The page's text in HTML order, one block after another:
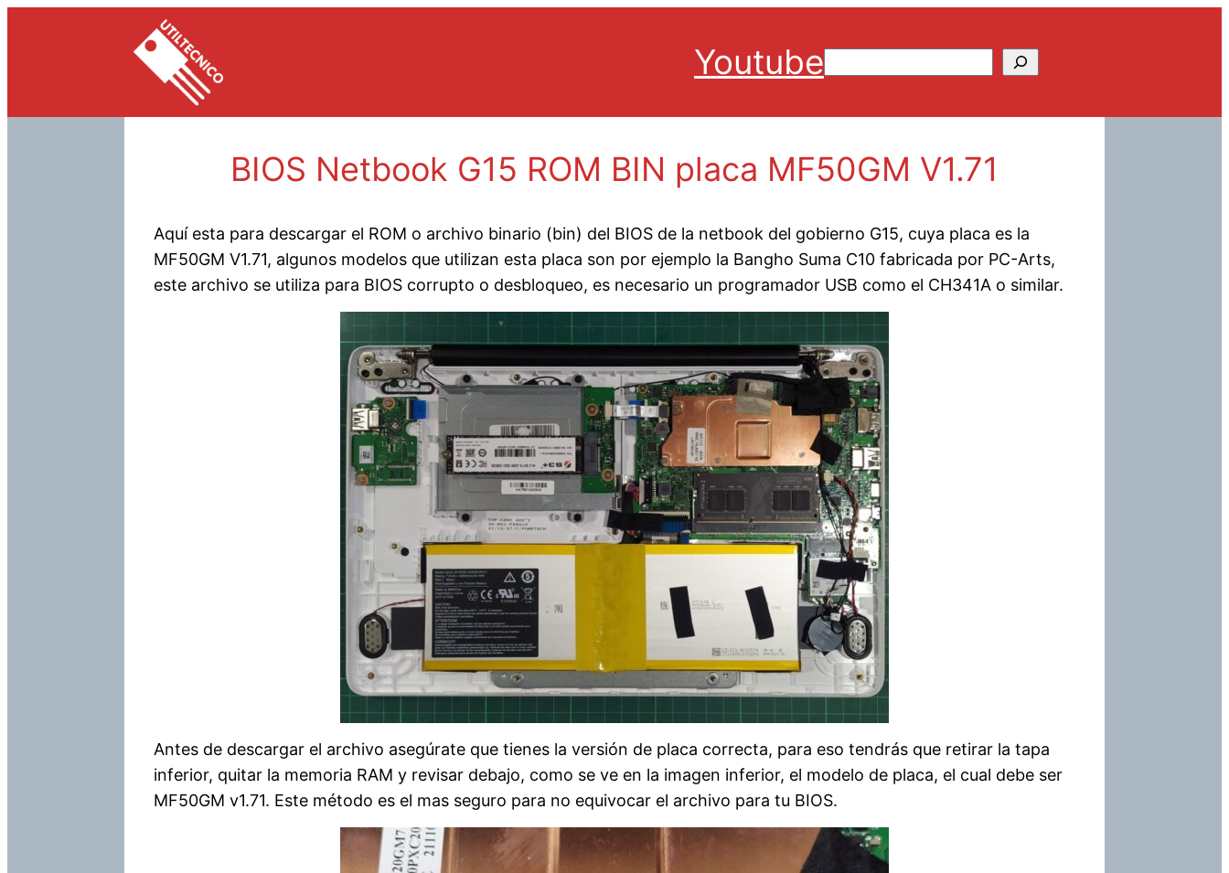
YoutubeBuscar
BIOS Netbook G15 ROM BIN placa MF50GM V1.71
Aquí esta para descargar el ROM o archivo binario (bin) del BIOS de la netbook del gobierno G15, cuya placa es la
MF50GM V1.71, algunos modelos que utilizan esta placa son por ejemplo la Bangho Suma C10 fabricada por PC-Arts,
este archivo se utiliza para BIOS corrupto o desbloqueo, es necesario un programador USB como el CH341A o similar.
Antes de descargar el archivo asegúrate que tienes la versión de placa correcta, para eso tendrás que retirar la tapa
inferior, quitar la memoria RAM y revisar debajo, como se ve en la imagen inferior, el modelo de placa, el cual debe ser
MF50GM v1.71. Este método es el mas seguro para no equivocar el archivo para tu BIOS.